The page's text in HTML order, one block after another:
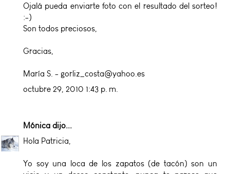
Ojalá pueda enviarte foto con el resultado del sorteo!
:-)
Son todos preciosos,
Gracias,
María S. - gorliz_costa@yahoo.es
octubre 29, 2010 1:43 p. m.
Mónica dijo...
Hola Patricia,
Yo soy una loca de los zapatos (de tacón) son un